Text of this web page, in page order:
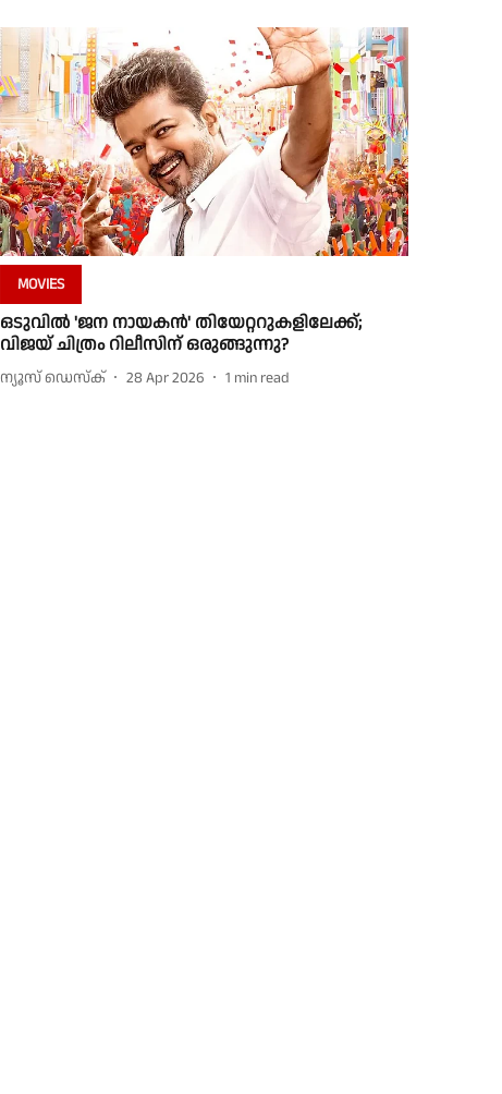
MOVIES
ഒടുവിൽ 'ജന നായകൻ' തിയേറ്ററുകളിലേക്ക്;
വിജയ് ചിത്രം റിലീസിന് ഒരുങ്ങുന്നു?
ന്യൂസ് ഡെസ്ക് 28 Apr 2026 1 min read